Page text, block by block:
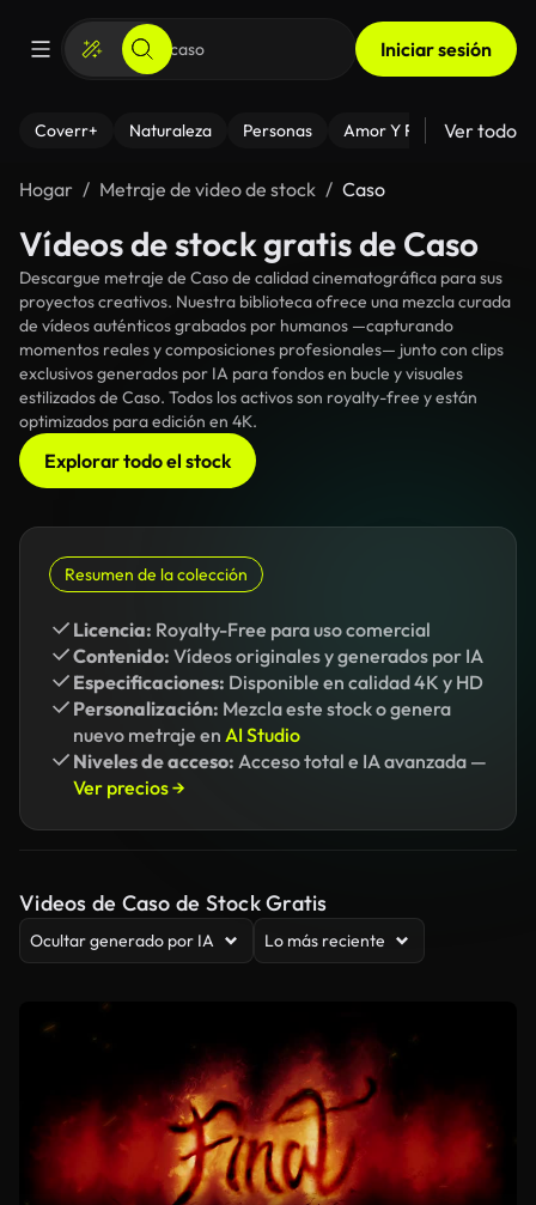
Iniciar sesión
Coverr+ Naturaleza Personas Amor Y Relaciones
Ver todo
Hogar Metraje de video de stock Caso
Vídeos de stock gratis de Caso
Descargue metraje de Caso de calidad cinematográfica para sus
proyectos creativos. Nuestra biblioteca ofrece una mezcla curada
de vídeos auténticos grabados por humanos —capturando
momentos reales y composiciones profesionales— junto con clips
exclusivos generados por IA para fondos en bucle y visuales
estilizados de Caso. Todos los activos son royalty-free y están
optimizados para edición en 4K.
Explorar todo el stock
Resumen de la colección
Licencia: Royalty-Free para uso comercial
Contenido: Vídeos originales y generados por IA
Especificaciones: Disponible en calidad 4K y HD
Personalización: Mezcla este stock o genera
nuevo metraje en AI Studio
Niveles de acceso: Acceso total e IA avanzada —
Ver precios →
Videos de Caso de Stock Gratis
Ocultar generado por IA Lo más reciente